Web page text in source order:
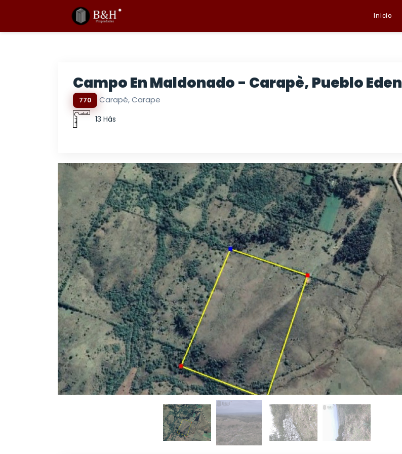
Inicio
Campo En Maldonado - Carapè, Pueblo Eden
770 Carapé, Carape
13 Hás